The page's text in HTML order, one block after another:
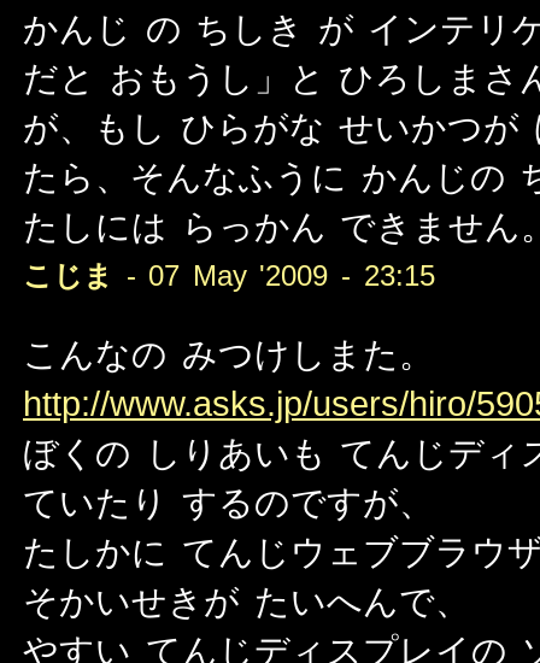
かんじ の ちしき が インテリ
だと おもうし」と ひろしまさ
が、もし ひらがな せいかつが
たら、そんなふうに かんじの
たしには らっかん できません
こじま - 07 May '2009 - 23:15
こんなの みつけしまた。
http://www.asks.jp/users/hiro/
ぼくの しりあいも てんじディ
ていたり するのですが、
たしかに てんじウェブブラウ
そかいせきが たいへんで、
やすい てんじディスプレイの